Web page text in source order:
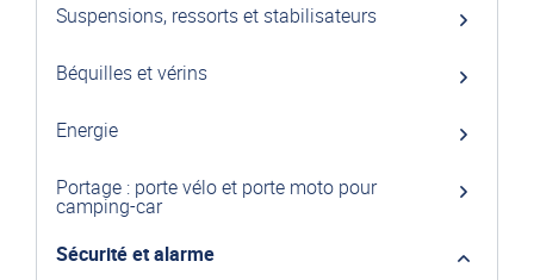
Suspensions, ressorts et stabilisateurs
Béquilles et vérins
Energie
Portage : porte vélo et porte moto pour
camping-car
Sécurité et alarme